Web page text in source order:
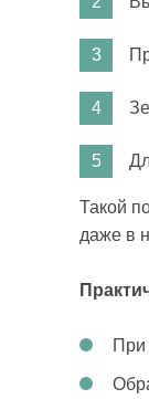
Такой
даже в
При